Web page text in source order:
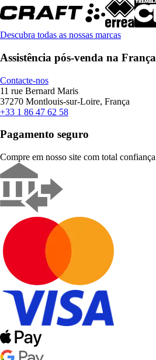
Descubra todas as nossas marcas
Assistência pós-venda na França
Contacte-nos
11 rue Bernard Maris
37270 Montlouis-sur-Loire, França
+33 1 86 47 62 58
Pagamento seguro
Compre em nosso site com total confiança